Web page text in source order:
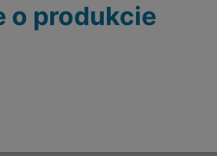
o produkcie